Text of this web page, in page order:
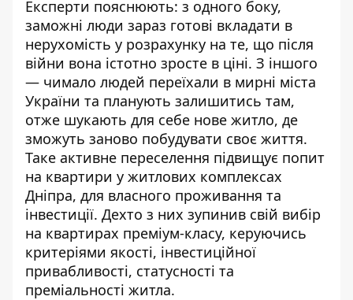
Експерти пояснюють: з одного боку,
заможні люди зараз готові вкладати в
нерухомість у розрахунку на те, що після
війни вона істотно зросте в ціні. З іншого
— чимало людей переїхали в мирні міста
України та планують залишитись там,
отже шукають для себе нове житло, де
зможуть заново побудувати своє життя.
Таке активне переселення підвищує попит
на квартири у житлових комплексах
Дніпра, для власного проживання та
інвестиції. Дехто з них зупинив свій вибір
на квартирах преміум-класу, керуючись
критеріями якості, інвестиційної
привабливості, статусності та
преміальності житла.